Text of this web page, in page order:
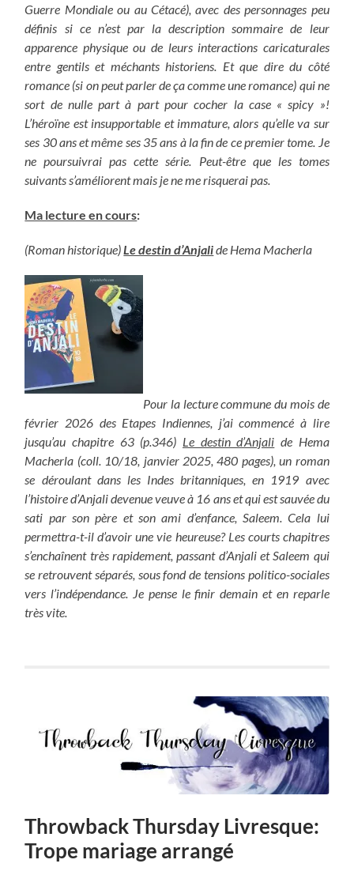
Guerre Mondiale ou au Cétacé), avec des personnages peu
définis si ce n’est par la description sommaire de leur
apparence physique ou de leurs interactions caricaturales
entre gentils et méchants historiens. Et que dire du côté
romance (si on peut parler de ça comme une romance) qui ne
sort de nulle part à part pour cocher la case « spicy »!
L’héroïne est insupportable et immature, alors qu’elle va sur
ses 30 ans et même ses 35 ans à la fin de ce premier tome. Je
ne poursuivrai pas cette série. Peut-être que les tomes
suivants s’améliorent mais je ne me risquerai pas.
Ma lecture en cours:
(Roman historique)Le destin d’Anjalide Hema Macherla
Pour la lecture commune du mois de
février 2026 des Etapes Indiennes, j’ai commencé à lire
jusqu’au chapitre 63 (p.346) Le destin d’Anjali de Hema
Macherla (coll. 10/18, janvier 2025, 480 pages), un roman
se déroulant dans les Indes britanniques, en 1919 avec
l’histoire d’Anjali devenue veuve à 16 ans et qui est sauvée du
sati par son père et son ami d’enfance, Saleem. Cela lui
permettra-t-il d’avoir une vie heureuse? Les courts chapitres
s’enchaînent très rapidement, passant d’Anjali et Saleem qui
se retrouvent séparés, sous fond de tensions politico-sociales
vers l’indépendance. Je pense le finir demain et en reparle
très vite.
Throwback Thursday Livresque:
Trope mariage arrangé